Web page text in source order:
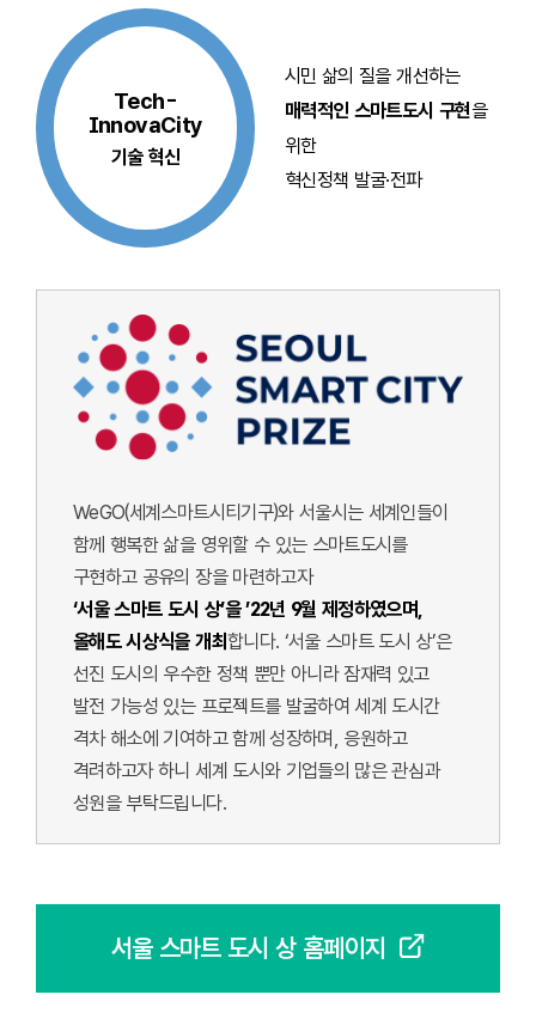
Tech-
InnovaCity
기술 혁신
시민 삶의 질을 개선하는
매력적인 스마트도시 구현을
위한
혁신정책 발굴·전파
WeGO(세계스마트시티기구)와 서울시는 세계인들이
함께 행복한 삶을 영위할 수 있는 스마트도시를
구현하고 공유의 장을 마련하고자
‘서울 스마트 도시 상’을 ’22년 9월 제정하였으며,
올해도 시상식을 개최합니다. ‘서울 스마트 도시 상’은
선진 도시의 우수한 정책 뿐만 아니라 잠재력 있고
발전 가능성 있는 프로젝트를 발굴하여 세계 도시간
격차 해소에 기여하고 함께 성장하며, 응원하고
격려하고자 하니 세계 도시와 기업들의 많은 관심과
성원을 부탁드립니다.
서울 스마트 도시 상 홈페이지